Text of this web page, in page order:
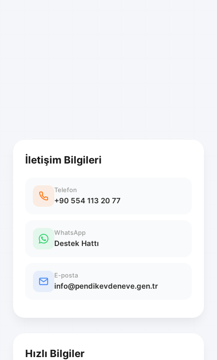
İletişim Bilgileri
Telefon
+90 554 113 20 77
WhatsApp
Destek Hattı
E-posta
info@pendikevdeneve.gen.tr
Hızlı Bilgiler